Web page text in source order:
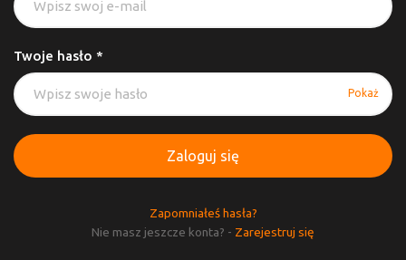
Twoje hasło *
Pokaż
Zaloguj się
Zapomniałeś hasła?
Nie masz jeszcze konta? - Zarejestruj się